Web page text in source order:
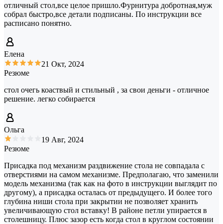
отличный стол,все целое пришло.Фурнитура добротная,муж
собрал быстро,все детали подписаны. По инструкции все
расписано понятно.
Елена
21 Окт, 2024
Резюме
стол очегь коаствый и стильный , за свои деньги - отличное
решение. легко собирается
Ольга
19 Авг, 2024
Резюме
Присадка под механизм раздвижение стола не совпадала с
отверстиями на самом механизме. Предполагаю, что заменили
модель механизма (так как на фото в инструкции выглядит по
другому), а присадка осталась от предыдущего. И более того
глубина ниши стола при закрытии не позволяет хранить
увеличивающую стол вставку! В районе петли упирается в
столешницу. Плюс зазор есть когда стол в круглом состоянии